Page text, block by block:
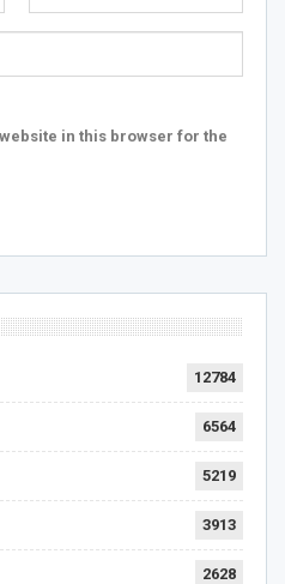
in this browser for the
12784
6564
5219
3913
2628